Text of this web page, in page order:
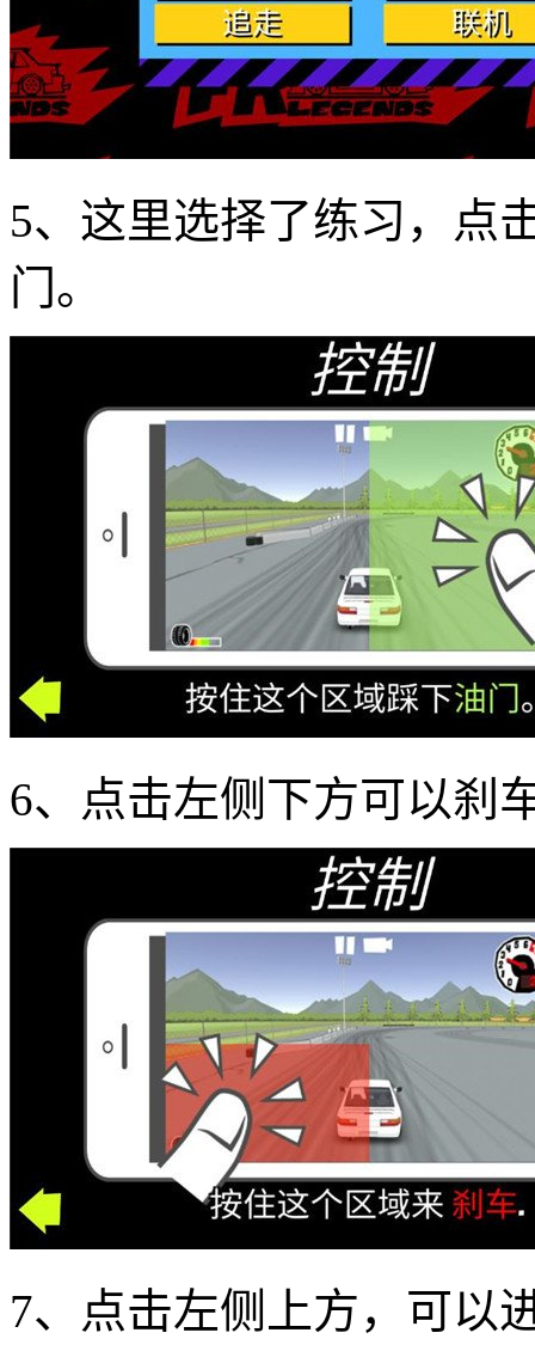
5、这里选择了练习，点
门。
6、点击左侧下方可以刹
7、点击左侧上方，可以